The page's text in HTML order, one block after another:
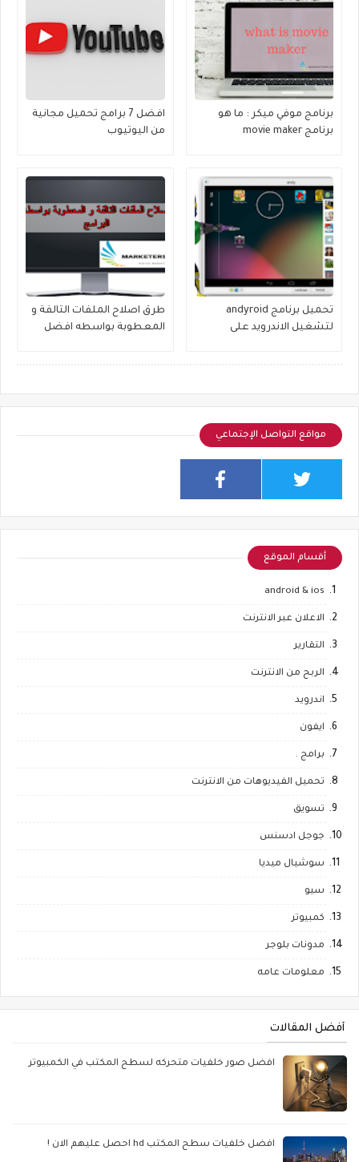
برنامج موفي ميكر : ما هو
برنامج movie maker
افضل 7 برامج تحميل مجانية
من اليوتيوب
تحميل برنامج andyroid
لتشغيل الاندرويد على
طرق اصلاح الملفات التالفة و
المعطوبة بواسطه افضل
مواقع التواصل الإجتماعي
أقسام الموقع
android & ios
الاعلان عبر الانترنت
التقارير
الربح من الانترنت
اندرويد
ايفون
برامج .
تحميل الفيديوهات من الانترنت
تسويق
جوجل ادسنس
سوشيال ميديا
سيو
كمبيوتر
مدونات بلوجر
معلومات عامه
أفضل المقالات
افضل صور خلفيات متحركه لسطح المكتب في الكمبيوتر
افضل خلفيات سطح المكتب hd احصل عليهم الان !